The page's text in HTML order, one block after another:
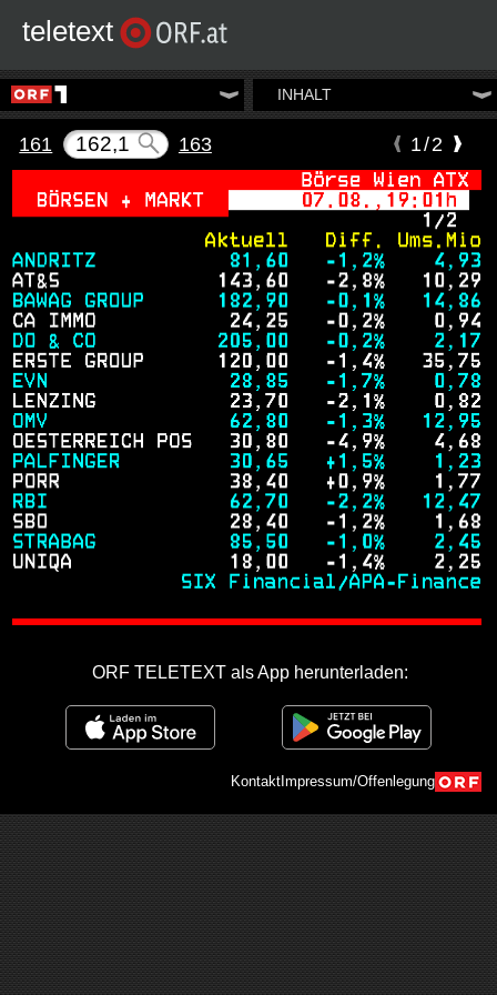
teletext
INHALT
161 163 1/2
ORF TELETEXT als App herunterladen:
KontaktImpressum/Offenlegung